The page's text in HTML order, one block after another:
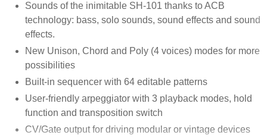
Sounds of the inimitable SH-101 thanks to ACB
technology: bass, solo sounds, sound effects and sound
effects.
New Unison, Chord and Poly (4 voices) modes for more
possibilities
Built-in sequencer with 64 editable patterns
User-friendly arpeggiator with 3 playback modes, hold
function and transposition switch
CV/Gate output for driving modular or vintage devices